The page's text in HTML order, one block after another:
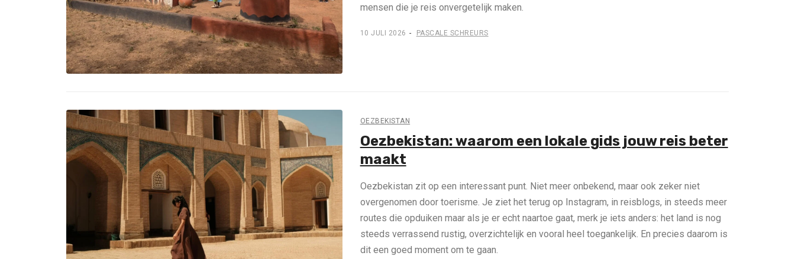
mensen die je reis onvergetelijk maken.
10 JULI 2026 PASCALE SCHREURS
OEZBEKISTAN
Oezbekistan: waarom een lokale gids jouw reis beter
maakt
Oezbekistan zit op een interessant punt. Niet meer onbekend, maar ook zeker niet
overgenomen door toerisme. Je ziet het terug op Instagram, in reisblogs, in steeds meer
routes die opduiken maar als je er echt naartoe gaat, merk je iets anders: het land is nog
steeds verrassend rustig, overzichtelijk en vooral heel toegankelijk. En precies daarom is
dit een goed moment om te gaan.